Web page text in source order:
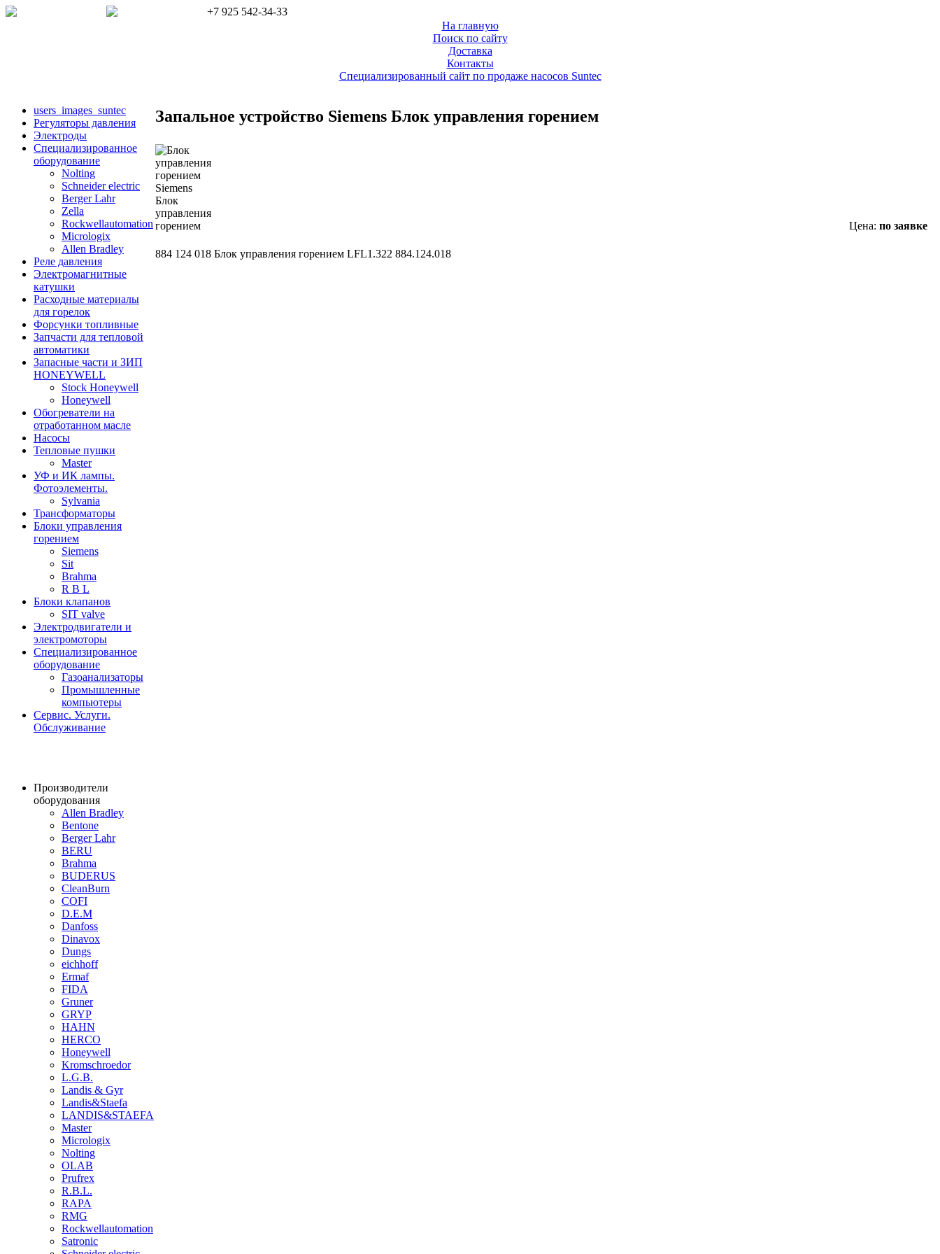
+7 925 542-34-33
На главную
Поиск по сайту
Доставка
Контакты
Специализированный сайт по продаже насосов Suntec
users_images_suntec
Регуляторы давления
Электроды
Cпециализированное
оборудование
Nolting
Schneider electric
Berger Lahr
Zella
Rockwellautomation
Micrologix
Allen Bradley
Реле давления
Электромагнитные
катушки
Расходные материалы
для горелок
Форсунки топливные
Запчасти для тепловой
автоматики
Запасные части и ЗИП
HONEYWELL
Stock Honeywell
Honeywell
Обогреватели на
отработанном масле
Насосы
Тепловые пушки
Master
УФ и ИК лампы.
Фотоэлементы.
Sylvania
Трансформаторы
Блоки управления
горением
Siemens
Sit
Brahma
R B L
Блоки клапанов
SIT valve
Электродвигатели и
электромоторы
Специализированное
оборудование
Газоанализаторы
Промышленные
компьютеры
Сервис. Услуги.
Обслуживание
Производители
оборудования
Allen Bradley
Bentone
Berger Lahr
BERU
Brahma
BUDERUS
CleanBurn
COFI
D.E.M
Danfoss
Dinavox
Dungs
eichhoff
Ermaf
FIDA
Gruner
GRYP
HAHN
HERCO
Honeywell
Kromschroedor
L.G.B.
Landis & Gyr
Landis&Staefa
LANDIS&STAEFA
Master
Micrologix
Nolting
OLAB
Prufrex
R.B.L.
RAPA
RMG
Rockwellautomation
Satronic
Запальное устройство Siemens Блок управления горением
Цена: по заявке
884 124 018 Блок управления горением LFL1.322 884.124.018